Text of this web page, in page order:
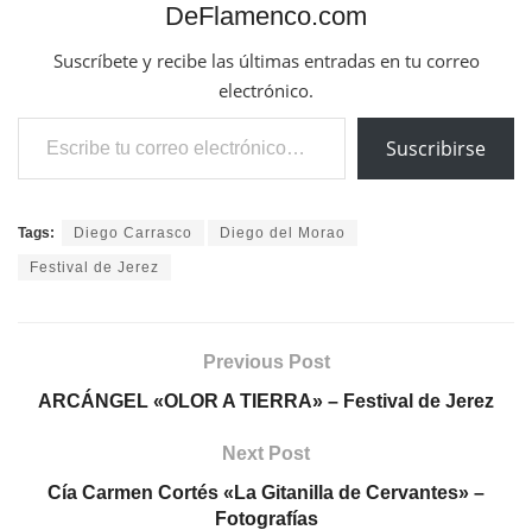
DeFlamenco.com
Suscríbete y recibe las últimas entradas en tu correo
electrónico.
Escribe tu correo electrónico…
Suscribirse
Tags: Diego Carrasco Diego del Morao
Festival de Jerez
Previous Post
ARCÁNGEL «OLOR A TIERRA» – Festival de Jerez
Next Post
Cía Carmen Cortés «La Gitanilla de Cervantes» –
Fotografías